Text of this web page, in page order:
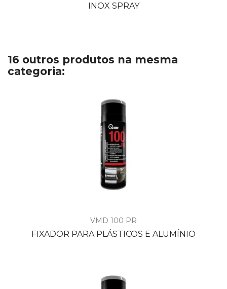
INOX SPRAY
16 outros produtos na mesma
categoria:
VMD 100 PR
FIXADOR PARA PLÁSTICOS E ALUMÍNIO